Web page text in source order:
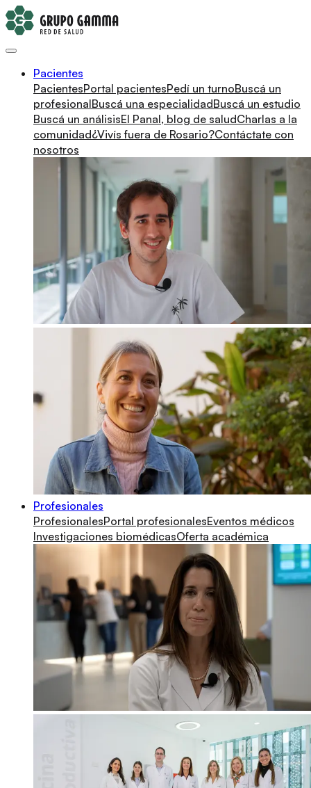
Pacientes
PacientesPortal pacientesPedí un turnoBuscá un
profesionalBuscá una especialidadBuscá un estudio
Buscá un análisisEl Panal, blog de saludCharlas a la
comunidad¿Vivís fuera de Rosario?Contáctate con
nosotros
Profesionales
ProfesionalesPortal profesionalesEventos médicos
Investigaciones biomédicasOferta académica